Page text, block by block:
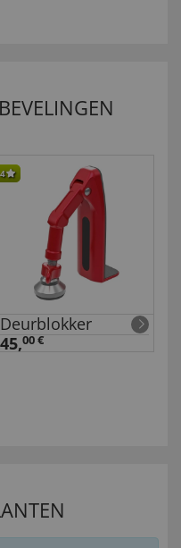
4
Deurblokker
45,00 €